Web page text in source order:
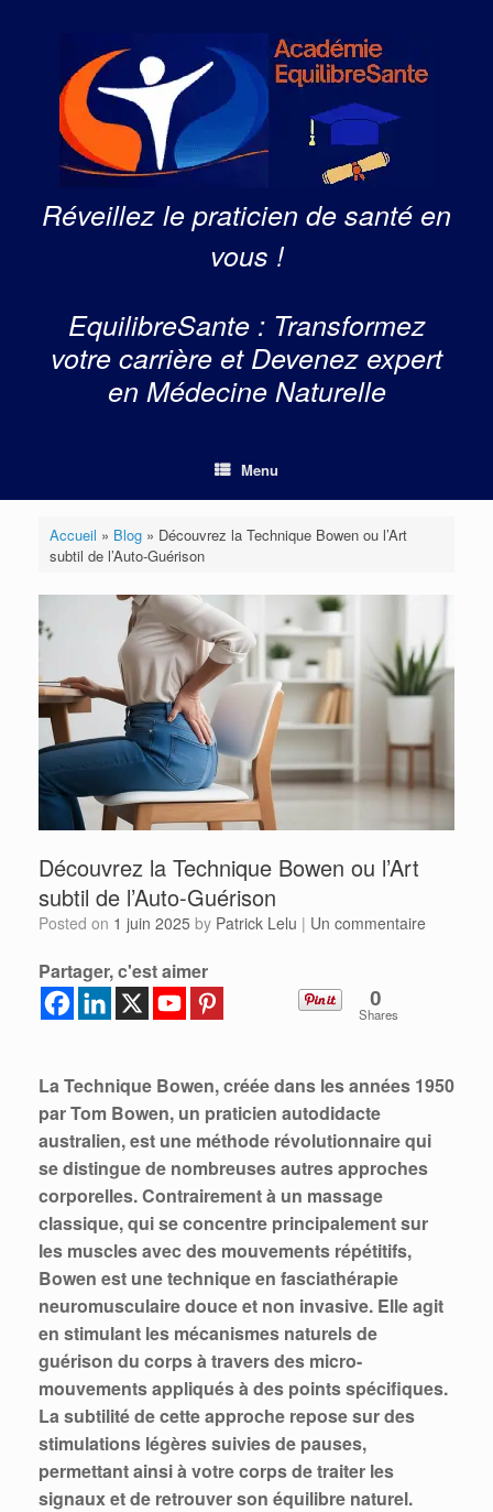
Réveillez le praticien de santé en
vous !
EquilibreSante : Transformez
votre carrière et Devenez expert
en Médecine Naturelle
Menu
Accueil » Blog» Découvrez la Technique Bowen ou l’Art
subtil de l’Auto-Guérison
Découvrez la Technique Bowen ou l’Art
subtil de l’Auto-Guérison
Posted on 1 juin 2025 by Patrick Lelu | Un commentaire
Partager, c'est aimer
0
Shares
La Technique Bowen, créée dans les années 1950
par Tom Bowen, un praticien autodidacte
australien, est une méthode révolutionnaire qui
se distingue de nombreuses autres approches
corporelles. Contrairement à un massage
classique, qui se concentre principalement sur
les muscles avec des mouvements répétitifs,
Bowen est une technique en fasciathérapie
neuromusculaire douce et non invasive. Elle agit
en stimulant les mécanismes naturels de
guérison du corps à travers des micro-
mouvements appliqués à des points spécifiques.
La subtilité de cette approche repose sur des
stimulations légères suivies de pauses,
permettant ainsi à votre corps de traiter les
signaux et de retrouver son équilibre naturel.